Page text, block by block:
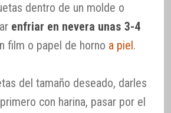
dentro de un molde o
enfriar en nevera unas 3-4
film o papel de horno a piel.
del tamaño deseado, darles
con harina, pasar por el